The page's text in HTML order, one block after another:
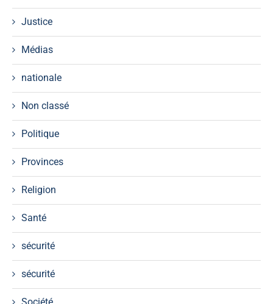
Justice
Médias
nationale
Non classé
Politique
Provinces
Religion
Santé
sécurité
sécurité